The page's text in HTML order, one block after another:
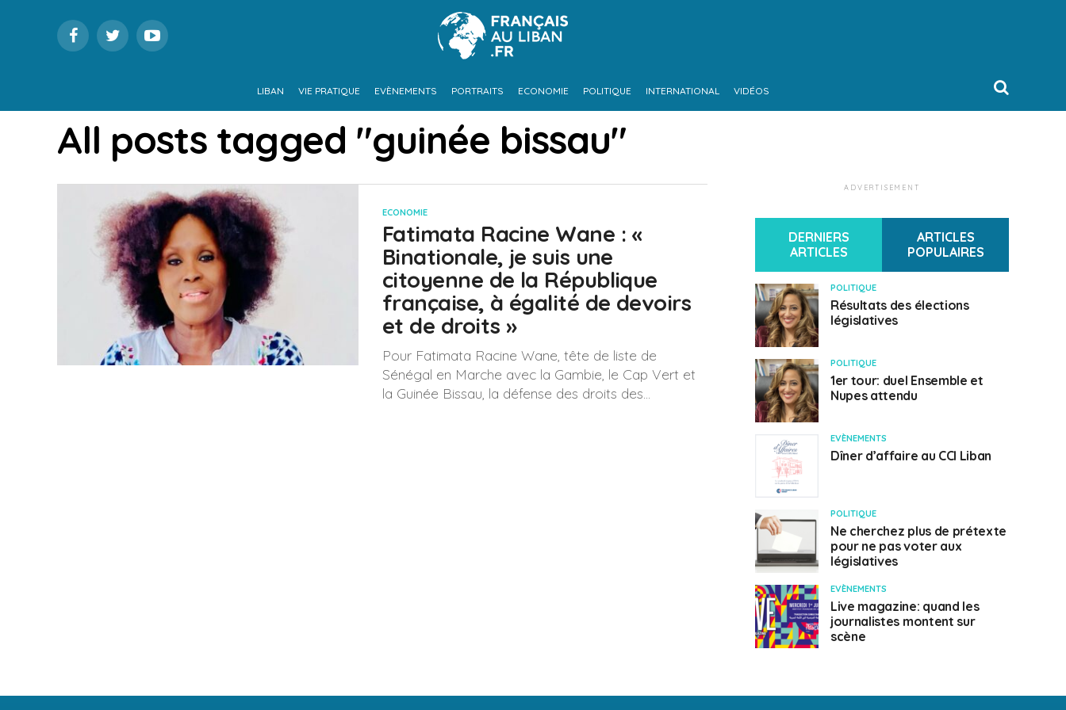
LIBAN VIE PRATIQUE EVÈNEMENTS PORTRAITS ECONOMIE POLITIQUE INTERNATIONAL VIDÉOS
All posts tagged "guinée bissau"
ECONOMIE
Fatimata Racine Wane : «
Binationale, je suis une
citoyenne de la République
française, à égalité de devoirs
et de droits »
Pour Fatimata Racine Wane, tête de liste de
Sénégal en Marche avec la Gambie, le Cap Vert et
la Guinée Bissau, la défense des droits des...
ADVERTISEMENT
DERNIERS
ARTICLES
ARTICLES
POPULAIRES
POLITIQUE
Résultats des élections
législatives
POLITIQUE
1er tour: duel Ensemble et
Nupes attendu
EVÈNEMENTS
Dîner d’affaire au CCI Liban
POLITIQUE
Ne cherchez plus de prétexte
pour ne pas voter aux
législatives
EVÈNEMENTS
Live magazine: quand les
journalistes montent sur
scène